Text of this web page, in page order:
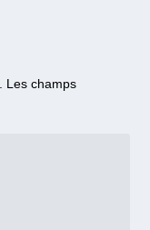
Les champs